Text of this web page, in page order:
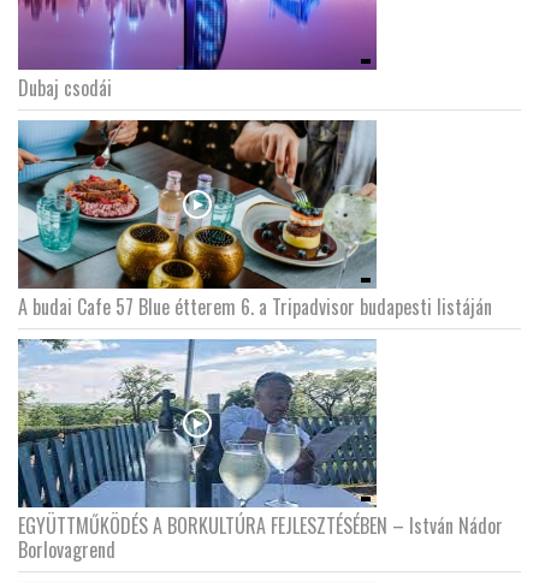
Dubaj csodái
A budai Cafe 57 Blue étterem 6. a Tripadvisor budapesti listáján
EGYÜTTMŰKÖDÉS A BORKULTÚRA FEJLESZTÉSÉBEN – István Nádor
Borlovagrend